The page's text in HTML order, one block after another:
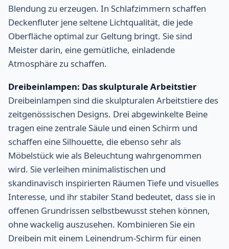
Blendung zu erzeugen. In Schlafzimmern schaffen
Deckenfluter jene seltene Lichtqualität, die jede
Oberfläche optimal zur Geltung bringt. Sie sind
Meister darin, eine gemütliche, einladende
Atmosphäre zu schaffen.
Dreibeinlampen: Das skulpturale Arbeitstier
Dreibeinlampen sind die skulpturalen Arbeitstiere des
zeitgenössischen Designs. Drei abgewinkelte Beine
tragen eine zentrale Säule und einen Schirm und
schaffen eine Silhouette, die ebenso sehr als
Möbelstück wie als Beleuchtung wahrgenommen
wird. Sie verleihen minimalistischen und
skandinavisch inspirierten Räumen Tiefe und visuelles
Interesse, und ihr stabiler Stand bedeutet, dass sie in
offenen Grundrissen selbstbewusst stehen können,
ohne wackelig auszusehen. Kombinieren Sie ein
Dreibein mit einem Leinendrum-Schirm für einen